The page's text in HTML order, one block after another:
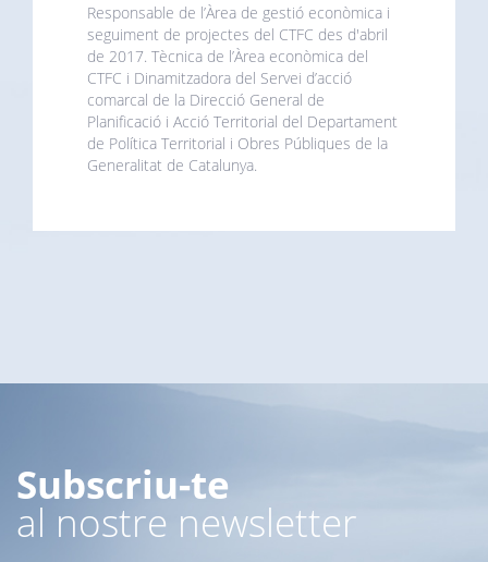
Responsable de l’Àrea de gestió econòmica i
seguiment de projectes del CTFC des d'abril
de 2017. Tècnica de l’Àrea econòmica del
CTFC i Dinamitzadora del Servei d’acció
comarcal de la Direcció General de
Planificació i Acció Territorial del Departament
de Política Territorial i Obres Públiques de la
Generalitat de Catalunya.
Subscriu-te
al nostre newsletter